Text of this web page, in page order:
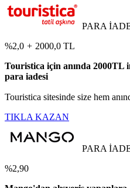
PARA
%2,0 + 2000,0 TL
Touristica için anında
para iadesi
Touristica sitesinde size hem
TIKLA KAZAN
PARA
%2,90